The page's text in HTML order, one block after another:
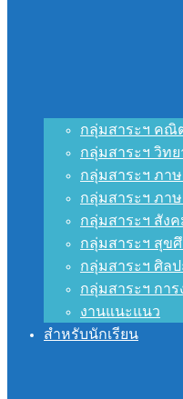
กลุ่มสาระฯ คณิ
กลุ่มสาระฯ วิท
กลุ่มสาระฯ ภา
กลุ่มสาระฯ ภา
กลุ่มสาระฯ สัง
กลุ่มสาระฯ สุข
กลุ่มสาระฯ ศิลป
กลุ่มสาระฯ กา
งานแนะแนว
สำหรับนักเรียน